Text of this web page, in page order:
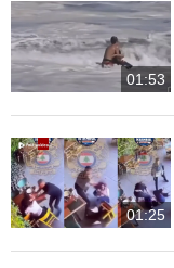
01:53
01:25